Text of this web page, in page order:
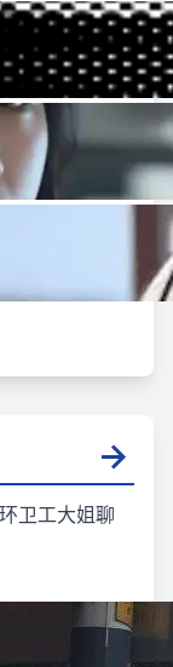
卫工大姐聊